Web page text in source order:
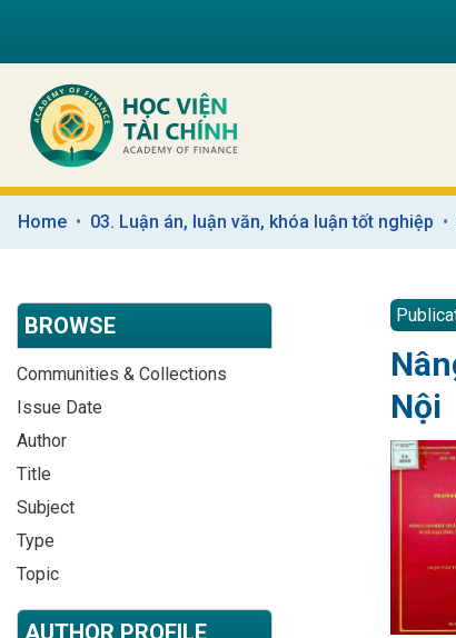
Home 03. Luận án, luận văn, khóa luận tốt nghiệp
BROWSE
Communities & Collections
Issue Date
Author
Title
Subject
Type
Topic
AUTHOR PROFILE
Nội